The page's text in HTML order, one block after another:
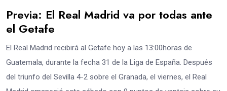
Previa: El Real Madrid va por todas ante
el Getafe
El Real Madrid recibirá al Getafe hoy a las 13:00horas de
Guatemala, durante la fecha 31 de la Liga de España. Después
del triunfo del Sevilla 4-2 sobre el Granada, el viernes, el Real